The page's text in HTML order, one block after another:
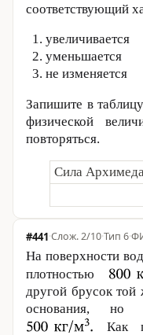
соответствующий
увеличивается
уменьшается
не изменяется
Запишите в
физической
повторяться.
Сила
#441· 2/10·Тип 6·
На поверхности
плотностью
другой брусок
основания, но
Как